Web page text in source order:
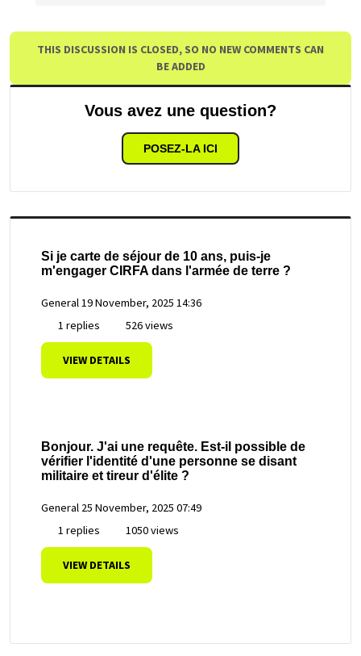
THIS DISCUSSION IS CLOSED, SO NO NEW COMMENTS CAN
BE ADDED
Vous avez une question?
POSEZ-LA ICI
Si je carte de séjour de 10 ans, puis-je
m'engager CIRFA dans l'armée de terre ?
General19 November, 2025 14:36
1 replies
526 views
VIEW DETAILS
Bonjour. J'ai une requête. Est-il possible de
vérifier l'identité d'une personne se disant
militaire et tireur d'élite ?
General 25 November, 2025 07:49
1 replies
1050 views
VIEW DETAILS